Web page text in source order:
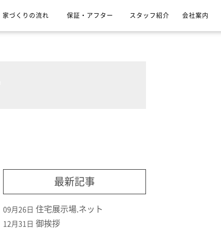
家づくりの流れ 保証・アフター スタッフ紹介 会社案内
最新記事
09月26日 住宅展示場.ネット
12月31日 御挨拶